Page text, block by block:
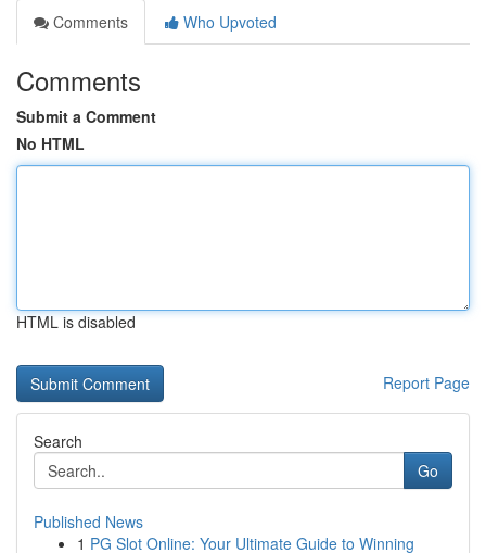
Comments
Who Upvoted
Comments
Submit a Comment
No HTML
HTML is disabled
Report Page
Search
Go
Published News
1 PG Slot Online: Your Ultimate Guide to Winning